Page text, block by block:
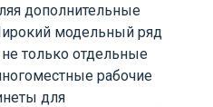
дополнительные
модельный ряд
только отдельные
рабочие
для